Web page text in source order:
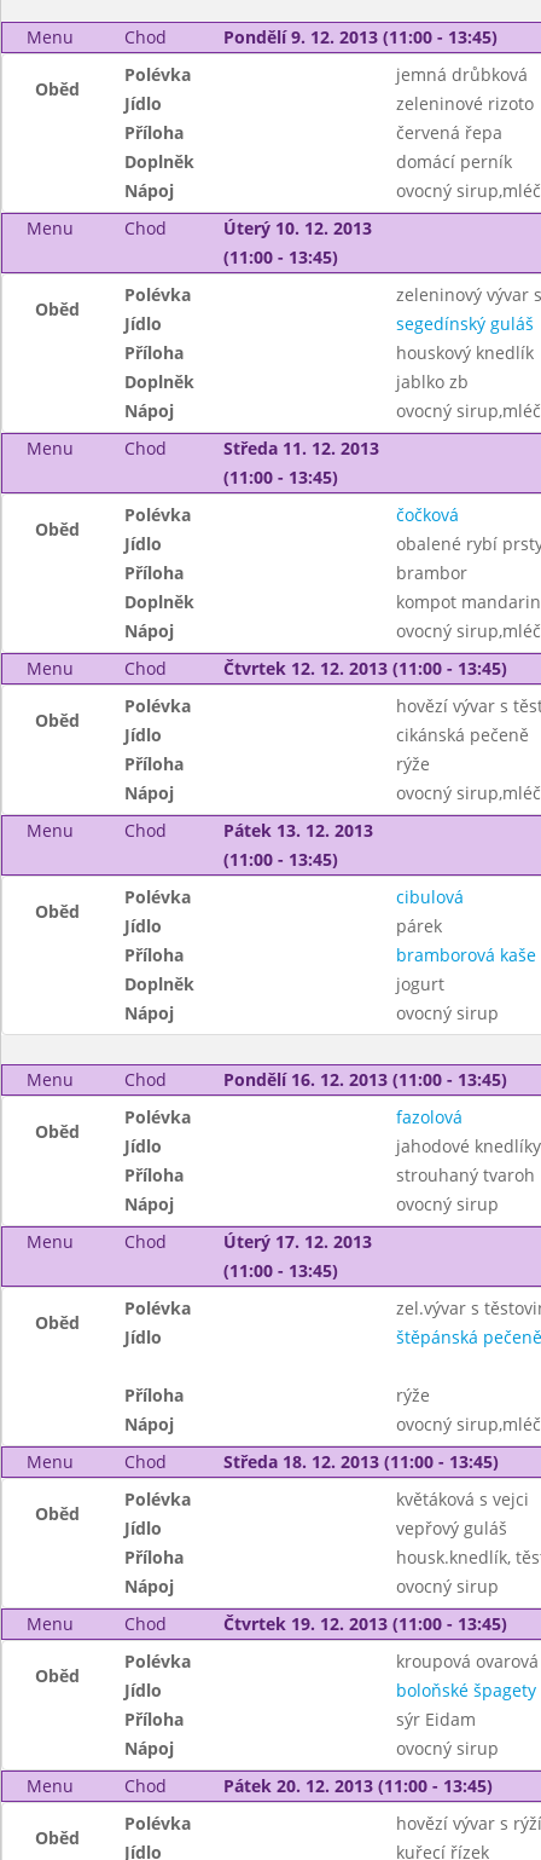
Menu Chod Pondělí 9. 12. 2013 (11:00 - 13:45)
Oběd
Polévka
jemná drůbková
Jídlo
zeleninové rizoto
Příloha
červená řepa
Doplněk
domácí perník
Nápoj
ovocný
Menu
Chod
Úterý 10. 12. 2013
(11:00 - 13:45)
Oběd
Polévka
zeleninový vývar
Jídlo
segedínský guláš
Příloha
houskový knedlík
Doplněk
jablko zb
Nápoj
ovocný
Menu
Chod
Středa 11. 12. 2013
(11:00 - 13:45)
Oběd
Polévka
čočková
Jídlo
obalené rybí
Příloha
brambor
Doplněk
kompot
Nápoj
ovocný
Menu
Chod Čtvrtek 12. 12. 2013 (11:00 - 13:45)
Oběd
Polévka
hovězí vývar s
Jídlo
cikánská pečeně
Příloha
rýže
Nápoj
ovocný
Menu
Chod
Pátek 13. 12. 2013
(11:00 - 13:45)
Oběd
Polévka
cibulová
Jídlo
párek
Příloha
bramborová kaše
Doplněk
jogurt
Nápoj
ovocný sirup
Menu Chod Pondělí 16. 12. 2013 (11:00 - 13:45)
Oběd
Polévka
fazolová
Jídlo
jahodové knedlíky
Příloha
strouhaný tvaroh
Nápoj
ovocný sirup
Menu
Chod
Úterý 17. 12. 2013
(11:00 - 13:45)
Oběd
Polévka
zel.vývar s
Jídlo
štěpánská pečeně
Příloha
rýže
Nápoj
ovocný
Menu
Chod Středa 18. 12. 2013 (11:00 - 13:45)
Oběd
Polévka
květáková s vejci
Jídlo
vepřový guláš
Příloha
housk.knedlík,
Nápoj
ovocný sirup
Menu
Chod Čtvrtek 19. 12. 2013 (11:00 - 13:45)
Oběd
Polévka
kroupová ovarová
Jídlo
boloňské špagety
Příloha
sýr Eidam
Nápoj
ovocný sirup
Menu
Chod Pátek 20. 12. 2013 (11:00 - 13:45)
Oběd
Polévka
hovězí vývar s
Jídlo
kuřecí řízek